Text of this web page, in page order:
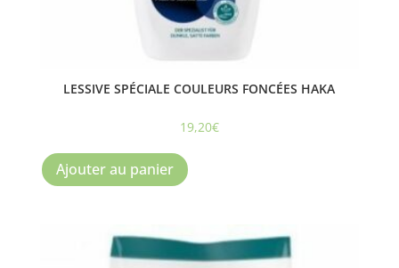
LESSIVE SPÉCIALE COULEURS FONCÉES HAKA
19,20€
Ajouter au panier